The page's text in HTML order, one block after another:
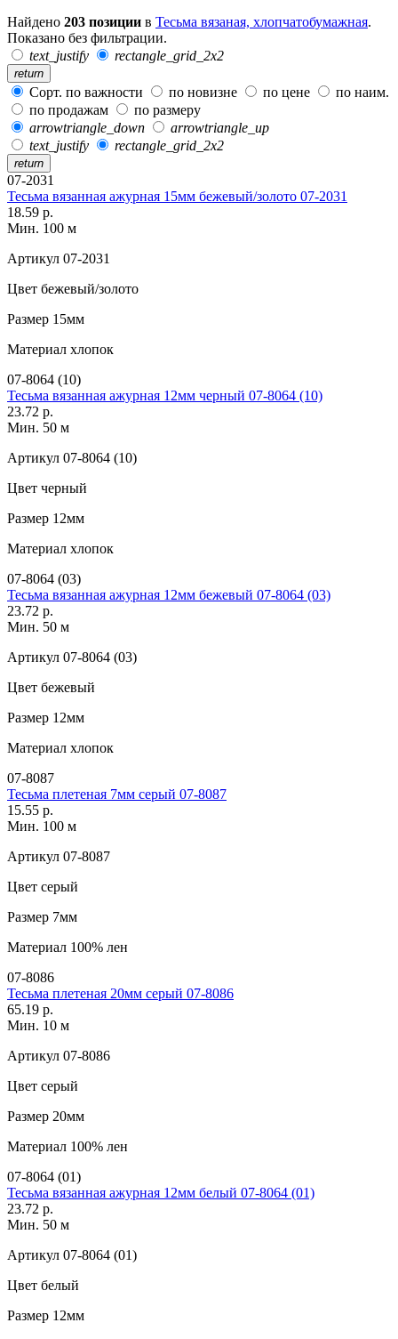
Найдено 203 позиции в Тесьма вязаная, хлопчатобумажная.
Показано без фильтрации.
text_justify
rectangle_grid_2x2
return
Сорт. по важности по новизне по цене
по наим.
по продажам
по размеру
arrowtriangle_down
arrowtriangle_up
text_justify
rectangle_grid_2x2
return
07-2031
Тесьма вязанная ажурная 15мм бежевый/золото 07-2031
18.59 р.
Мин. 100 м
Артикул 07-2031
Цвет бежевый/золото
Размер 15мм
Материал хлопок
07-8064 (10)
Тесьма вязанная ажурная 12мм черный 07-8064 (10)
23.72 р.
Мин. 50 м
Артикул 07-8064 (10)
Цвет черный
Размер 12мм
Материал хлопок
07-8064 (03)
Тесьма вязанная ажурная 12мм бежевый 07-8064 (03)
23.72 р.
Мин. 50 м
Артикул 07-8064 (03)
Цвет бежевый
Размер 12мм
Материал хлопок
07-8087
Тесьма плетеная 7мм серый 07-8087
15.55 р.
Мин. 100 м
Артикул 07-8087
Цвет серый
Размер 7мм
Материал 100% лен
07-8086
Тесьма плетеная 20мм серый 07-8086
65.19 р.
Мин. 10 м
Артикул 07-8086
Цвет серый
Размер 20мм
Материал 100% лен
07-8064 (01)
Тесьма вязанная ажурная 12мм белый 07-8064 (01)
23.72 р.
Мин. 50 м
Артикул 07-8064 (01)
Цвет белый
Размер 12мм